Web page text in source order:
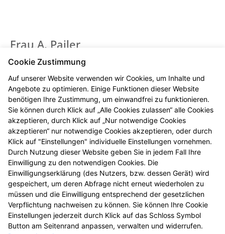
Frau A. Pailer
PTA
Frau B. Geisert
PTA
Cookie Zustimmung
Auf unserer Website verwenden wir Cookies, um Inhalte und
Angebote zu optimieren. Einige Funktionen dieser Website
benötigen Ihre Zustimmung, um einwandfrei zu funktionieren.
Sie können durch Klick auf „Alle Cookies zulassen“ alle Cookies
akzeptieren, durch Klick auf „Nur notwendige Cookies
akzeptieren“ nur notwendige Cookies akzeptieren, oder durch
Klick auf "Einstellungen" individuelle Einstellungen vornehmen.
Durch Nutzung dieser Website geben Sie in jedem Fall Ihre
Einwilligung zu den notwendigen Cookies. Die
Einwilligungserklärung (des Nutzers, bzw. dessen Gerät) wird
gespeichert, um deren Abfrage nicht erneut wiederholen zu
müssen und die Einwilligung entsprechend der gesetzlichen
Verpflichtung nachweisen zu können. Sie können Ihre Cookie
Einstellungen jederzeit durch Klick auf das Schloss Symbol
Button am Seitenrand anpassen, verwalten und widerrufen.